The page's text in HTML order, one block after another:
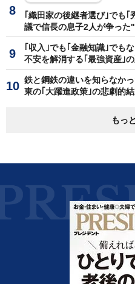
｢織田家の後継者選び｣でも
議で信長の息子2人が争った
｢収入｣でも｢金融知識｣でも
不安を解消する｢最強資産｣
鉄と鋼鉄の違いを知らなか
東の｢大躍進政策｣の悲劇的
もっ